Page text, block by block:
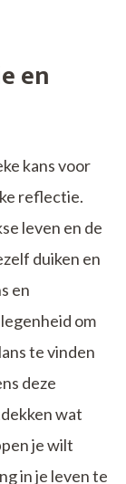
en
kans voor
reflectie.
leven en de
duiken en
en
om
te vinden
deze
wat
je wilt
in je leven te